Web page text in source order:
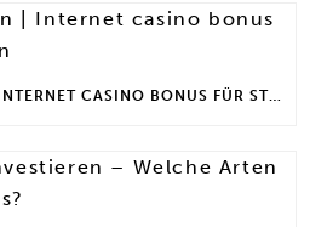
DEFI INVESTIEREN | INTERNET CASINO BONUS FÜR STAMMKUNDEN